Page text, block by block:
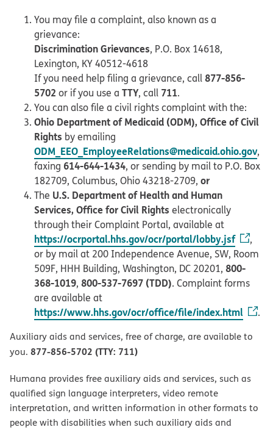
You may file a complaint, also known as a
grievance:
Discrimination Grievances, P.O. Box 14618,
Lexington, KY 40512-4618
If you need help filing a grievance, call877-856-
5702 or if you use a TTY, call 711.
You can also file a civil rights complaint with the:
Ohio Department of Medicaid (ODM), Office of Civil
Rights by emailing
ODM_EEO_EmployeeRelations@medicaid.ohio.gov,
faxing 614-644-1434, or sending by mail to P.O. Box
182709, Columbus, Ohio 43218-2709, or
The U.S. Department of Health and Human
Services, Office for Civil Rights electronically
through their Complaint Portal, available at
https://ocrportal.hhs.gov/ocr/portal/lobby.jsf
,
or by mail at 200 Independence Avenue, SW, Room
509F, HHH Building, Washington, DC 20201, 800-
368-1019, 800-537-7697 (TDD). Complaint forms
are available at
https://www.hhs.gov/ocr/office/file/index.html .
Auxiliary aids and services, free of charge, are available to
you. 877-856-5702 (TTY: 711)
Humana provides free auxiliary aids and services, such as
qualified sign language interpreters, video remote
interpretation, and written information in other formats to
people with disabilities when such auxiliary aids and